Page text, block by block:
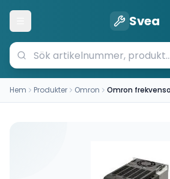
Öppna meny Svea
Hem Produkter Omron